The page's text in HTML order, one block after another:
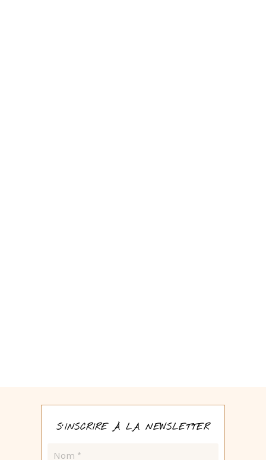
S'INSCRIRE À LA NEWSLETTER